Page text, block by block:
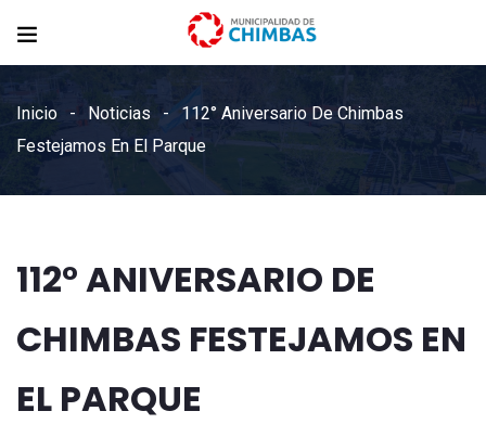
Inicio Noticias
112° Aniversario De Chimbas
Festejamos En El Parque
112° ANIVERSARIO DE
CHIMBAS FESTEJAMOS EN
EL PARQUE